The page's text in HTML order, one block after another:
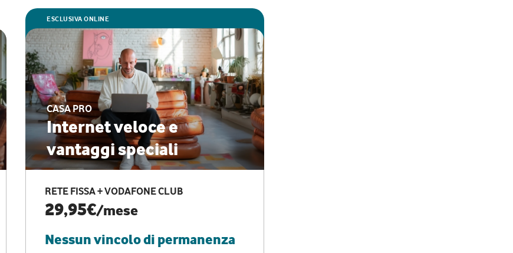
ESCLUSIVA ONLINE
CASA PRO
Internet veloce e
vantaggi speciali
RETE FISSA + VODAFONE CLUB
29,95€/mese
Nessun vincolo di permanenza